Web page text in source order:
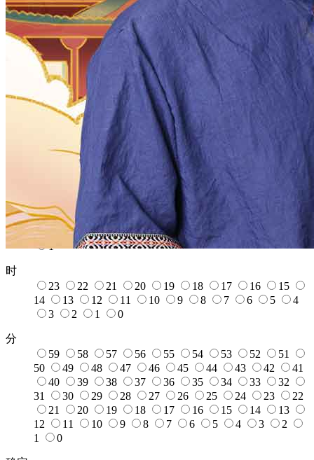
1950
1949 1948 1947
1944
1943 1942 1941 1940 1939
1938
1937
1936 1935 1934 1933
1932
1931
1930 1928 1927 1926
1924
1923 1922 1920
1919
1918
1916 1915 1914
1912
1911
1909 1908 1907
1905
1904 1903 1902 1900
12
11 7
31
30 29 28 27 25 24
22
21 20 18 17
12
11 10 9 8 7 4
1
时
23
22 21 20 19 18 17 16
15
14
13 12 11 10 9 8 7 6 5
4
3
2 1 0
分
59
58 57 56 55 54 53 52
51
50
49 48 47 46 45 44 43 42
41
40
39 38 37 36 35 34 33
32
31
30 29 28 27 26 25 24 23
22
21
20 19 18 17 16 15 14
13
12
11 10 9 8 7 6 5 4 3
2
1
0